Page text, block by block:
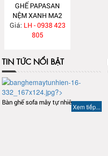
GHẾ PAPASAN
NỆM XANH MA2
Giá: LH - 0938 423
805
TIN TỨC NỔI BẬT
Bàn ghế sofa mây tự nhiên
Xem tiếp...